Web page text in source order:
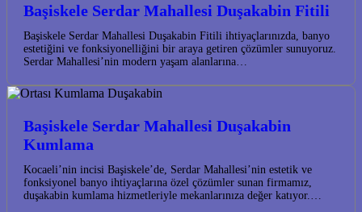
Başiskele Serdar Mahallesi Duşakabin Fitili
Başiskele Serdar Mahallesi Duşakabin Fitili ihtiyaçlarınızda, banyo
estetiğini ve fonksiyonelliğini bir araya getiren çözümler sunuyoruz.
Serdar Mahallesi’nin modern yaşam alanlarına…
Başiskele Serdar Mahallesi Duşakabin
Kumlama
Kocaeli’nin incisi Başiskele’de, Serdar Mahallesi’nin estetik ve
fonksiyonel banyo ihtiyaçlarına özel çözümler sunan firmamız,
duşakabin kumlama hizmetleriyle mekanlarınıza değer katıyor.…